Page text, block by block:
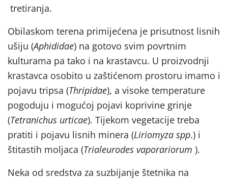
tretiranja.
Obilaskom terena primijećena je prisutnost lisnih
ušiju (Aphididae) na gotovo svim povrtnim
kulturama pa tako i na krastavcu. U proizvodnji
krastavca osobito u zaštićenom prostoru imamo i
pojavu tripsa (Thripidae), a visoke temperature
pogoduju i mogućoj pojavi koprivine grinje
(Tetranichus urticae). Tijekom vegetacije treba
pratiti i pojavu lisnih minera (Liriomyza spp.) i
štitastih moljaca (Trialeurodes vaporariorum ).
Neka od sredstva za suzbijanje štetnika na